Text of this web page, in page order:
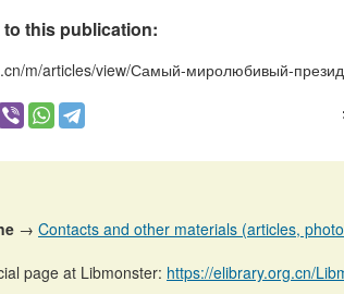
this publication:
m/articles/view/Самый-миролюбивый-
→ Contacts and other materials (articles,
page at Libmonster: https://elibrary.org.cn/